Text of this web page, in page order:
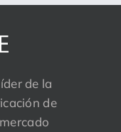
de la
de